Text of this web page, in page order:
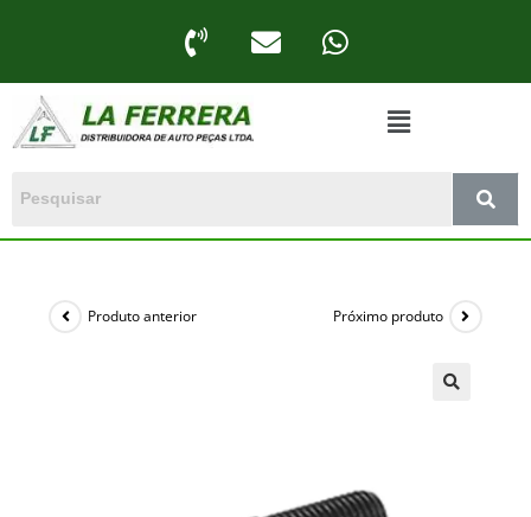
Produto anterior Próximo produto